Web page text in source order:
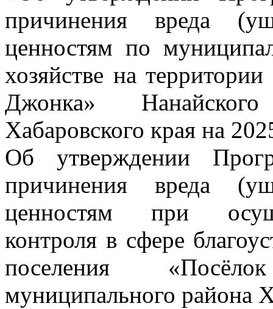
причинения вреда
ценностям по
хозяйстве на
Джонка»
Хабаровского края на
Об утверждении
причинения вреда
ценностям при
контроля в сфере
поселения
муниципального района